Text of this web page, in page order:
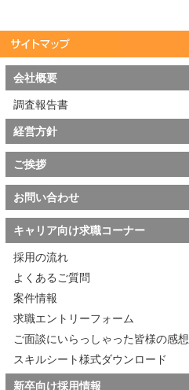
会社概要
調査報告書
経営方針
ご挨拶
お問い合わせ
キャリア向け求職コーナー
採用の流れ
よくあるご質問
案件情報
求職エントリーフォーム
ご面談にいらっしゃった皆様の感想
スキルシート様式ダウンロード
新卒向け採用情報